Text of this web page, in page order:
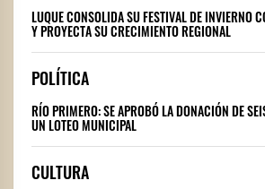
LUQUE CONSOLIDA SU FESTIVAL DE INVIERNO
Y PROYECTA SU CRECIMIENTO REGIONAL
POLÍTICA
RÍO PRIMERO: SE APROBÓ LA DONACIÓN DE
UN LOTEO MUNICIPAL
CULTURA